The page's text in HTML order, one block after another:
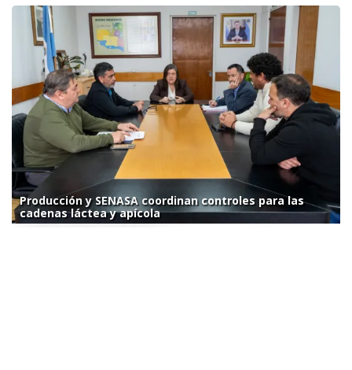
Producción y SENASA coordinan controles para las
cadenas láctea y apícola